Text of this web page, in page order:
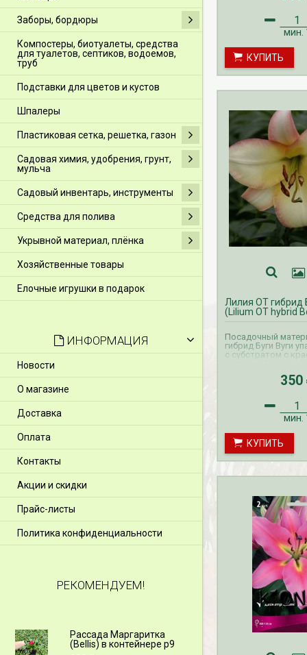
Заборы, бордюры
Компостеры, биотуалеты, средства
для туалетов, септиков, водоемов,
труб
Подставки для цветов и кустов
Шпалеры
Пластиковая сетка, решетка, газон
Садовая химия, удобрения, грунт,
мульча
Садовый инвентарь, инструменты
Средства для полива
Укрывной материал, плёнка
Хозяйственные товары
Елочные игрушки в подарок
ИНФОРМАЦИЯ
Новости
О магазине
Доставка
Оплата
Контакты
Акции и скидки
Прайс-листы
Политика конфиденциальности
РЕКОМЕНДУЕМ!
Рассада Маргаритка
(Bellis) в контейнере p9
Рассада
производится с
Прием заказов
осуществляется с
производится с
октябрь.
мин.
КУПИТЬ
Лилия ОТ гибрид
(Lilium OT hybrid
Посадочный
гибрид Буги Вуги
с субстратом с
осуществляется с
производится с
Прием заказов
осуществляется с
производится с
октябрь.
350
мин.
КУПИТЬ